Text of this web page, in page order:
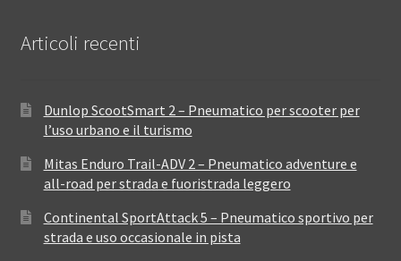
Articoli recenti
Dunlop ScootSmart 2 – Pneumatico per scooter per
l’uso urbano e il turismo
Mitas Enduro Trail-ADV 2 – Pneumatico adventure e
all-road per strada e fuoristrada leggero
Continental SportAttack 5 – Pneumatico sportivo per
strada e uso occasionale in pista